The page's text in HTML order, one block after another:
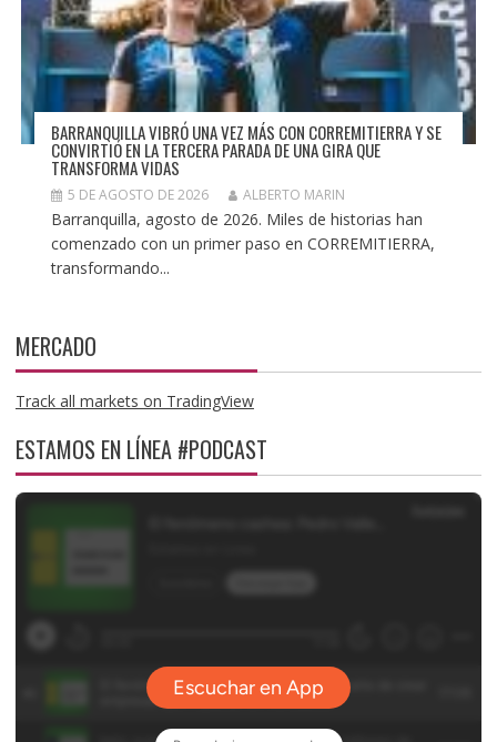
BARRANQUILLA VIBRÓ UNA VEZ MÁS CON CORREMITIERRA Y SE
CONVIRTIÓ EN LA TERCERA PARADA DE UNA GIRA QUE
TRANSFORMA VIDAS
5 DE AGOSTO DE 2026 ALBERTO MARIN
Barranquilla, agosto de 2026. Miles de historias han
comenzado con un primer paso en CORREMITIERRA,
transformando...
MERCADO
Track all markets on TradingView
ESTAMOS EN LÍNEA #PODCAST